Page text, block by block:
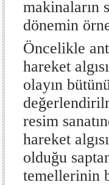
makinaların
dönemin
Öncelikle
hareket
olayın
resim
hareket
olduğu
temellerinin